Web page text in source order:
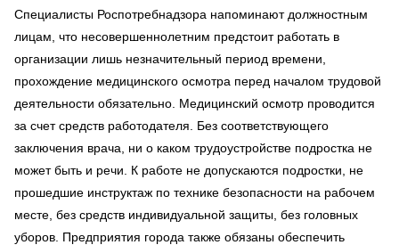
Специалисты Роспотребнадзора напоминают должностным
лицам, что несовершеннолетним предстоит работать в
организации лишь незначительный период времени,
прохождение медицинского осмотра перед началом трудовой
деятельности обязательно. Медицинский осмотр проводится
за счет средств работодателя. Без соответствующего
заключения врача, ни о каком трудоустройстве подростка не
может быть и речи. К работе не допускаются подростки, не
прошедшие инструктаж по технике безопасности на рабочем
месте, без средств индивидуальной защиты, без головных
уборов. Предприятия города также обязаны обеспечить